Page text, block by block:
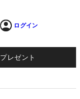
ログイン
プレゼント